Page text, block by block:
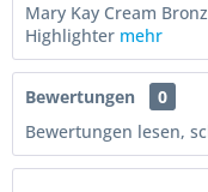
Mary Kay Cream
Highlighter mehr
Bewertungen
0
Bewertungen lesen,